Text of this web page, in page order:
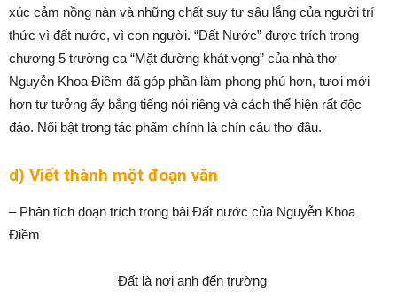
xúc cảm nồng nàn và những chất suy tư sâu lắng của người trí
thức vì đất nước, vì con người. “Đất Nước” được trích trong
chương 5 trường ca “Mặt đường khát vọng” của nhà thơ
Nguyễn Khoa Điềm đã góp phần làm phong phú hơn, tươi mới
hơn tư tưởng ấy bằng tiếng nói riêng và cách thể hiện rất độc
đáo. Nổi bật trong tác phẩm chính là chín câu thơ đầu.
d) Viết thành một đoạn văn
– Phân tích đoạn trích trong bài Đất nước của Nguyễn Khoa
Điềm
Đất là nơi anh đến trường